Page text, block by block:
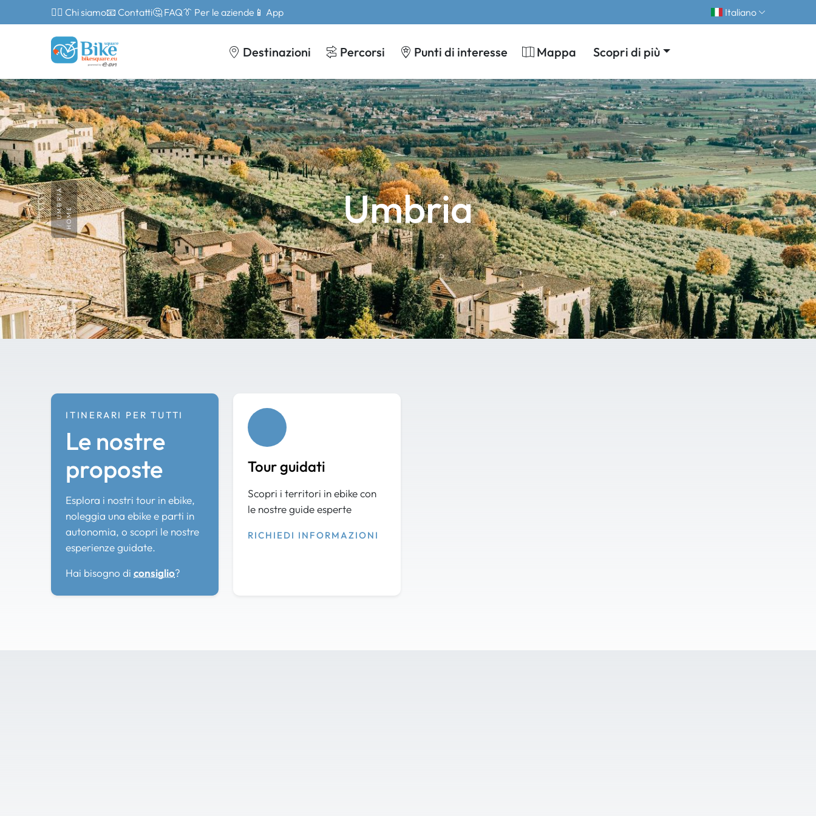
🙎‍♂️ Chi siamo📧 Contatti🤔 FAQ👔 Per le aziende 📱 App Italiano
Destinazioni Percorsi Punti di interesse Mappa Scopri di più
Umbria
HOME
UMBRIA
ITINERARI PER TUTTI
Le nostre
proposte
Esplora i nostri tour in ebike,
noleggia una ebike e parti in
autonomia, o scopri le nostre
esperienze guidate.
Hai bisogno di consiglio?
Tour guidati
Scopri i territori in ebike con
le nostre guide esperte
RICHIEDI INFORMAZIONI